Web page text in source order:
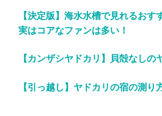
【決定版】海水水槽で見れるおす
実はコアなファンは多い！
【カンザシヤドカリ】貝殻なしの
【引っ越し】ヤドカリの宿の測り